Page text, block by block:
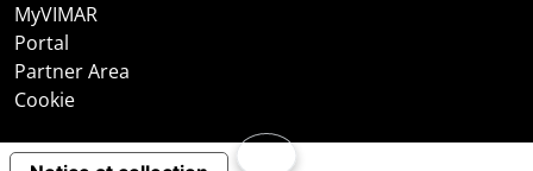
MyVIMAR
Portal
Partner Area
Cookie